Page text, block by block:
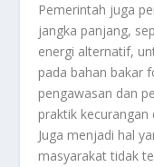
Pemerintah juga
jangka panjang,
energi alternatif,
pada bahan bakar
pengawasan dan
praktik
Juga menjadi hal
masyarakat tidak